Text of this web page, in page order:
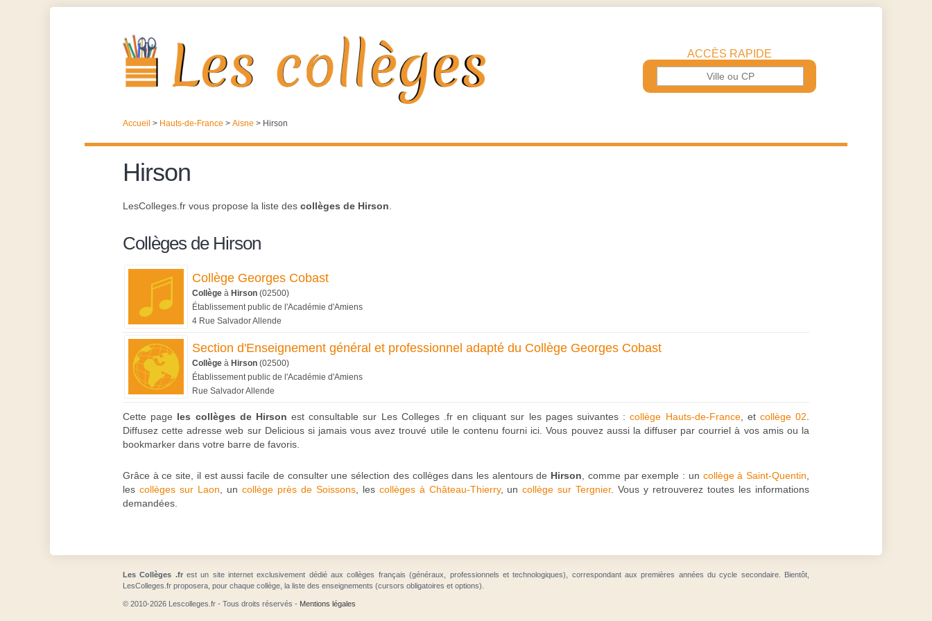
ACCÈS RAPIDE
Accueil > Hauts-de-France > Aisne > Hirson
Hirson
LesColleges.fr vous propose la liste des collèges de Hirson
Collèges de Hirson
Collège Georges Cobast
Collège à Hirson (02500)
Établissement public de l'Académie d'Amiens
4 Rue Salvador Allende
Section d'Enseignement général et professionnel adapté du Collège Georges Cobast
Collège à Hirson (02500)
Établissement public de l'Académie d'Amiens
Rue Salvador Allende
Cette page les collèges de Hirson est consultable sur Les Colleges .fr en cliquant sur les pages suivantes :collège Hauts-de-France, et collège 02
Diffusez cette adresse web sur Delicious si jamais vous avez trouvé utile le contenu fourni ici. Vous pouvez aussi la diffuser par courriel à vos amis ou la
bookmarker dans votre barre de favoris.
Grâce à ce site, il est aussi facile de consulter une sélection des collèges dans les alentours de Hirson , comme par exemple : un collège à Saint-Quentin
les collèges sur Laon , un collège près de Soissons, les collèges à Château-Thierry, uncollège sur Tergnier. Vous y retrouverez toutes les informations
demandées.
Les Collèges .frest un site internet exclusivement dédié aux collèges français (généraux, professionnels et technologiques), correspondant aux premières années du cycle secondaire. Bientôt,
LesColleges.fr proposera, pour chaque collège, la liste des enseignements (cursors obligatoires et options).
© 2010-2026 Lescolleges.fr - Tous droits réservés - Mentions légales